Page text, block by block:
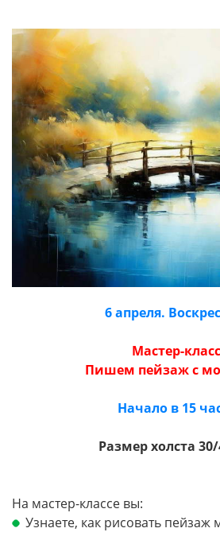
6 апреля.
Мастер-
Пишем пейзаж с
Начало в 15
Размер холста
На мастер-классе вы:
Узнаете, как рисовать пейзаж